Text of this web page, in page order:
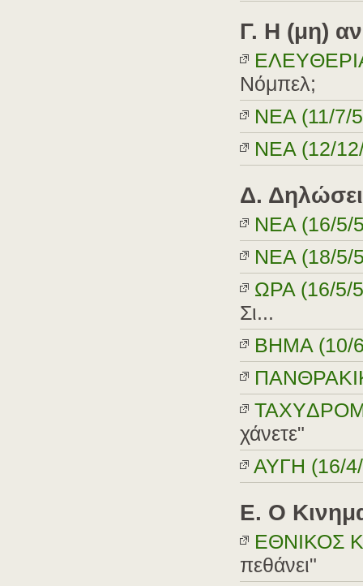
Γ. H (μη)
Νόμπελ;
NEA (11/7/
NEA (12/
Δ.
NEA (16/5/
NEA (18/5/
ΩPA (16/5/
Σι...
BHMA (10/
χάνετε"
AYΓH (16/
E. O
ΕΘΝΙΚΟΣ
πεθάνει"